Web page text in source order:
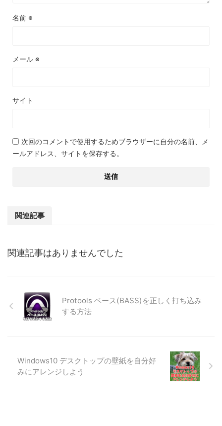
名前 ※
メール ※
サイト
次回のコメントで使用するためブラウザーに自分の名前、メ
ールアドレス、サイトを保存する。
関連記事
関連記事はありませんでした
Protools ベース(BASS)を正しく打ち込み
する方法
Windows10 デスクトップの壁紙を自分好
みにアレンジしよう